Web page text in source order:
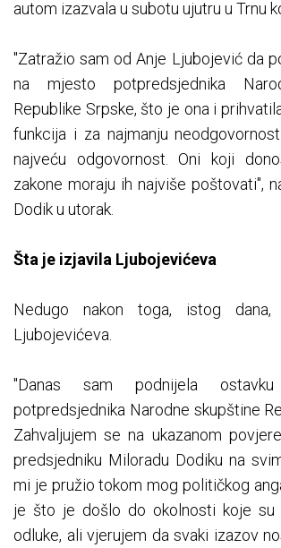
autom izazvala u subotu ujutru u Trnu
"Zatražio sam od Anje Ljubojević da
na mjesto potpredsjednika
Republike Srpske, što je ona i
funkcija i za najmanju
najveću odgovornost. Oni koji
zakone moraju ih najviše poštovati",
Dodik u utorak.
Šta je izjavila Ljubojevićeva
Nedugo nakon toga, istog
Ljubojevićeva.
"Danas sam podnijela
potpredsjednika Narodne skupštine
Zahvaljujem se na ukazanom
predsjedniku Miloradu Dodiku na
mi je pružio tokom mog političkog
je što je došlo do okolnosti koje su
odluke, ali vjerujem da svaki izazov